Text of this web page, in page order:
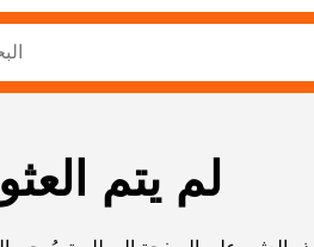
لم يتم